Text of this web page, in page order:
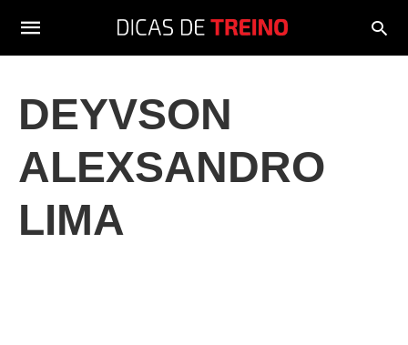
DEYVSON
ALEXSANDRO
LIMA